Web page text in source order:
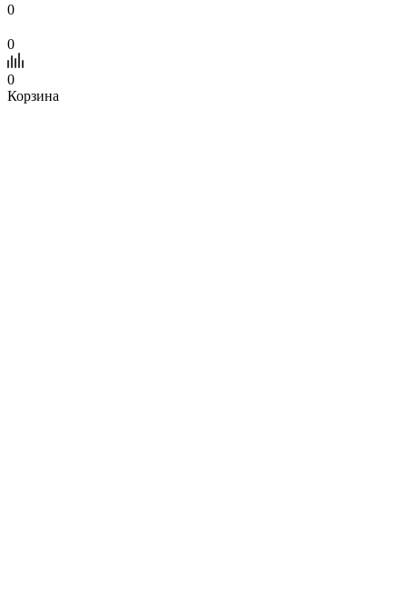
0
0
0
Корзина